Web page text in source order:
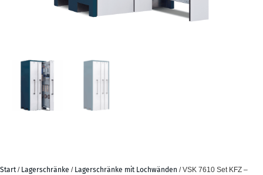
Start/ Lagerschränke / Lagerschränke mit Lochwänden / VSK 7610 Set KFZ –